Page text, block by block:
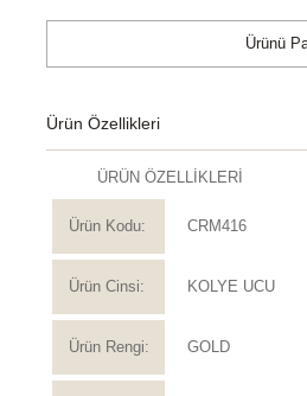
Ürünü
Ürün Özellikleri
ÜRÜN ÖZELLİKLERİ
Ürün Kodu: CRM416
Ürün Cinsi: KOLYE UCU
Ürün Rengi: GOLD